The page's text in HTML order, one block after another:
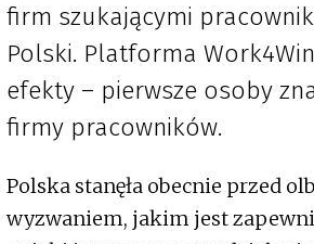
firm szukającymi
Polski. Platforma
efekty – pierwsze osoby
firmy pracowników.
Polska stanęła obecnie przed
wyzwaniem, jakim jest